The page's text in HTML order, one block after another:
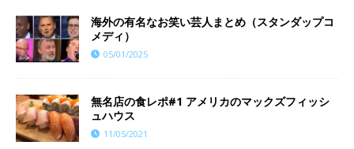
海外の有名なお笑い芸人まとめ（スタンダップコ
メディ）
05/01/2025
無名店の食レポ#1 アメリカのマックズフィッシ
ュハウス
11/05/2021